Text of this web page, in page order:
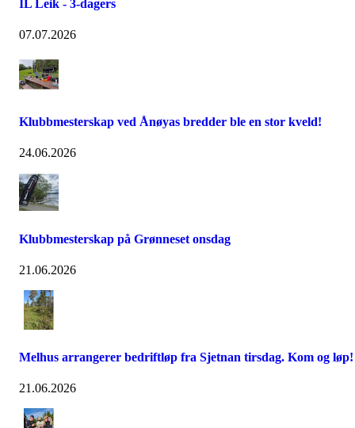
IL Leik - 3-dagers
07.07.2026
Klubbmesterskap ved Ånøyas bredder ble en stor kveld!
24.06.2026
Klubbmesterskap på Grønneset onsdag
21.06.2026
Melhus arrangerer bedriftløp fra Sjetnan tirsdag. Kom og løp!
21.06.2026